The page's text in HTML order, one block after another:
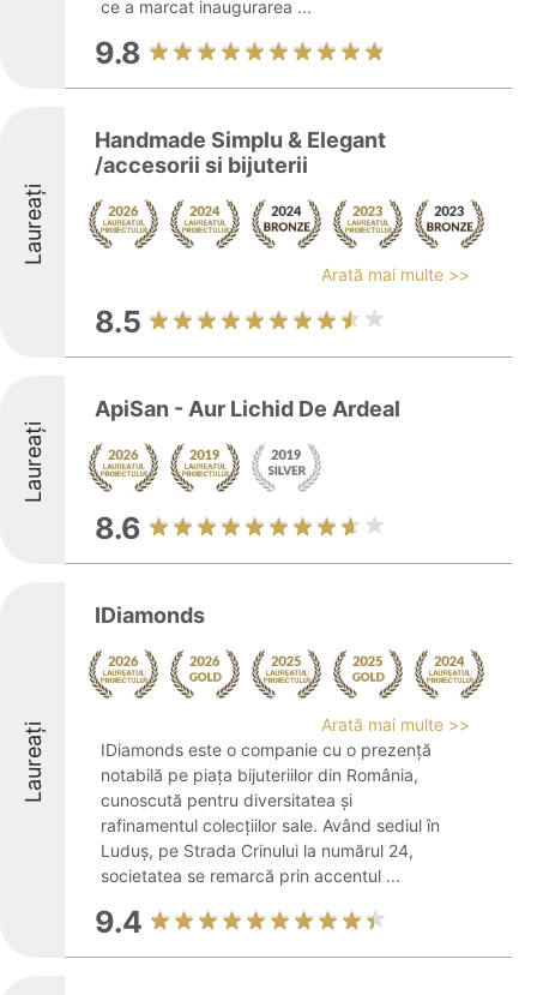
ce a marcat inaugurarea ...
9.8
Laureați
Handmade Simplu & Elegant
/accesorii si bijuterii
Arată mai multe >>
8.5
Laureați
ApiSan - Aur Lichid De Ardeal
8.6
Laureați
IDiamonds
Arată mai multe >>
IDiamonds este o companie cu o prezență
notabilă pe piața bijuteriilor din România,
cunoscută pentru diversitatea și
rafinamentul colecțiilor sale. Având sediul în
Luduș, pe Strada Crinului la numărul 24,
societatea se remarcă prin accentul ...
9.4